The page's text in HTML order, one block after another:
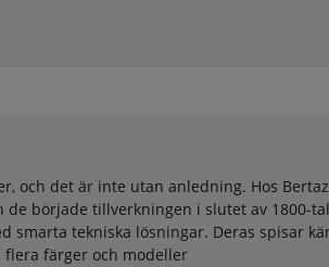
och det är inte utan anledning. Hos
började tillverkningen i slutet av 1800-
tekniska lösningar. Deras spisar
färger och modeller